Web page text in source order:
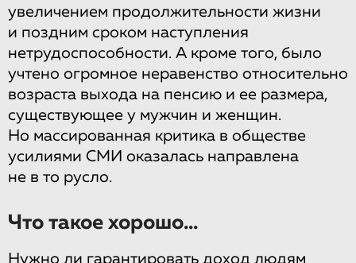
увеличением продолжительности жизни
и поздним сроком наступления
нетрудоспособности. А кроме того, было
учтено огромное неравенство относительно
возраста выхода на пенсию и ее размера,
существующее у мужчин и женщин.
Но массированная критика в обществе
усилиями СМИ оказалась направлена
не в то русло.
Что такое хорошо...
Нужно ли гарантировать доход людям